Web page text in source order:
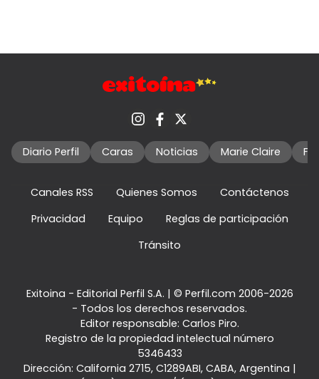
Diario Perfil Caras Noticias Marie Claire
Canales RSS Quienes Somos
Contáctenos
Privacidad
Equipo
Reglas de participación
Tránsito
Exitoina - Editorial Perfil S.A. | © Perfil.com 2006-2026
- Todos los derechos reservados.
Editor responsable: Carlos Piro.
Registro de la propiedad intelectual número
5346433
Dirección: California 2715, C1289ABI, CABA, Argentina |